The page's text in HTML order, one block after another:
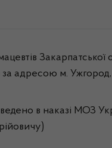
Закарпатської
адресою м.
в наказі МОЗ